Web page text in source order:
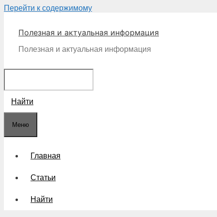
Перейти к содержимому
Полезная и актуальная информация
Полезная и актуальная информация
Найти
Меню
Главная
Статьи
Найти